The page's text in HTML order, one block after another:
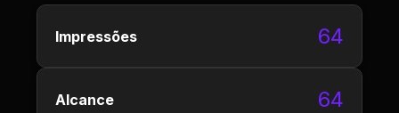
Impressões 64
Alcance 64